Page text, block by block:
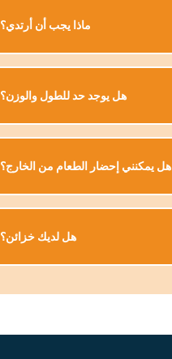
ماذا يجب أن أرتدي؟
هل يوجد حد للطول والوزن؟
هل يمكنني إحضار الطعام من الخارج؟
هل لديك خزائن؟